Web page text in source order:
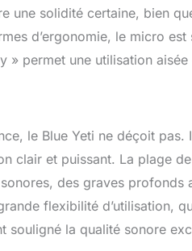
faire rire votre
une solidité certaine, bien
d’ergonomie, le micro
» permet une utilisation aisée
le Blue Yeti ne déçoit
clair et puissant. La plage
sonores, des graves
flexibilité d’utilisation,
souligné la qualité sonore